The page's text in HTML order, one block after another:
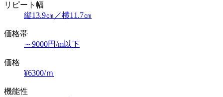
リピート幅
縦13.9㎝／横11.7㎝
価格帯
～9000円/m以下
価格
¥6300/ｍ
機能性